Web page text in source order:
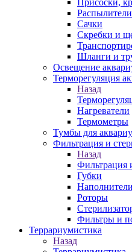
Присоски,
Распылители
Сачки
Скребки и
Шланги и
Освещение
Терморегуляция
Назад
Нагреватели
Термометры
Тумбы для
Фильтрация и
Назад
Фильтрация
Губки
Роторы
Фильтры и
Террариумистика
Назад